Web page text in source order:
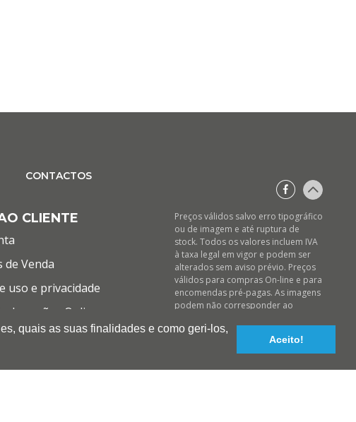
quais as suas finalidades e como geri-los,
Aceito!
CONTACTOS
CLIENTE
de Venda
uso e privacidade
Online
Preços válidos salvo erro tipográfico
ou de imagem e até ruptura de
stock. Todos os valores incluem IVA
à taxa legal em vigor e podem ser
alterados sem aviso prévio. Preços
válidos para compras On-line e para
encomendas pré-pagas. As imagens
podem não corresponder ao
declina qualquer responsabilidade
sobre eventuais erros nas
descrições e/ou referências dos
produtos.